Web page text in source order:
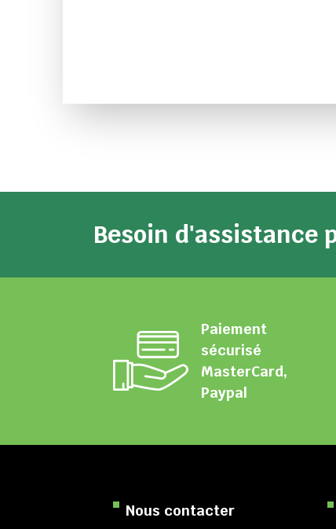
Besoin d'assistance
Paiement
sécurisé
MasterCard,
Paypal
Nous contacter